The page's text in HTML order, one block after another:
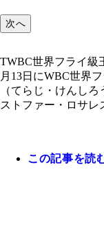
所にある
次へ
TWBC世界フライ級
月13日にWBC世界
（てらじ・けんし
ストファー・ロサレ
この記事を読